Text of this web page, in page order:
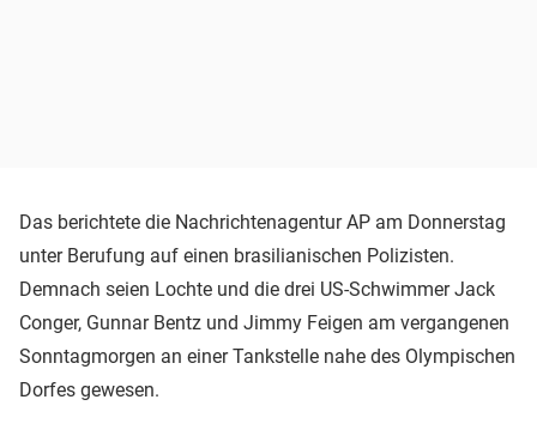
Das berichtete die Nachrichtenagentur AP am Donnerstag
unter Berufung auf einen brasilianischen Polizisten.
Demnach seien Lochte und die drei US-Schwimmer Jack
Conger, Gunnar Bentz und Jimmy Feigen am vergangenen
Sonntagmorgen an einer Tankstelle nahe des Olympischen
Dorfes gewesen.